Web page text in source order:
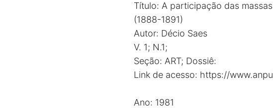
Título: A participação das
(1888-1891)
Autor: Décio Saes
V. 1; N.1;
Seção: ART; Dossiê:
Link de acesso: https://
Ano: 1981